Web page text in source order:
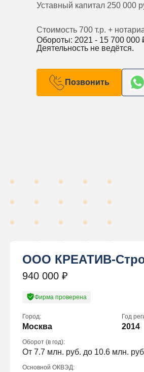
Уставный капитал 250 000
Стоимость 700 т.р. +
Обороты: 2021 - 15 700 000
Деятельность не ведётся.
Позвонить
ООО КРЕАТИВ-
940 000 ₽
Фирма проверена
Город:
Москва
Год
2014
Оборот (в год):
От 7.7 млн. руб. до 10.6 млн.
Основной ОКВЭД: